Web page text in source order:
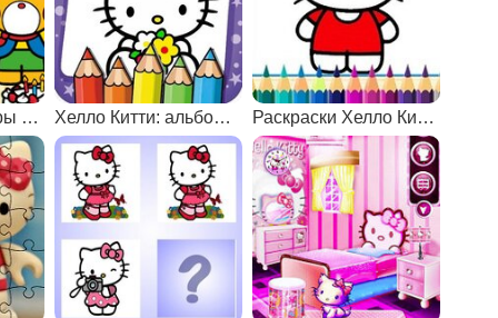
Развивающие игры с Хелло Китти Хелло Китти: альбом раскрасок Раскраски Хелло Китти